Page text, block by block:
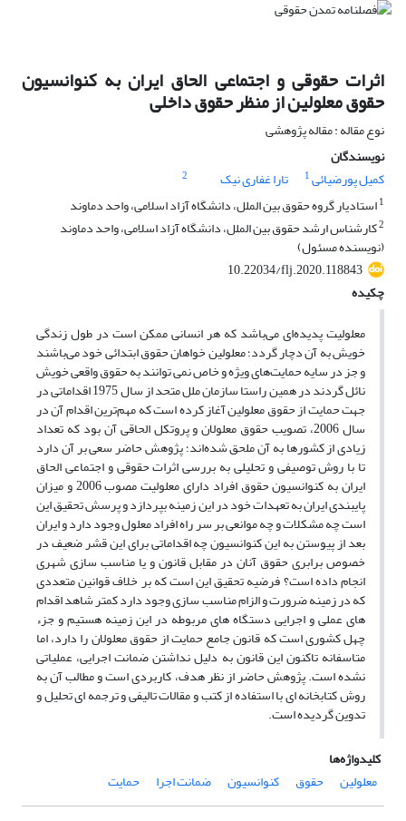
اثرات حقوقی و اجتماعی الحاق ایران به کنوانسیون
حقوق معلولین از منظر حقوق داخلی
نوع مقاله : مقاله پژوهشی
نویسندگان
کمیل پورضیائی1 تارا غفاری نیک
2
1استادیار گروه حقوق بین الملل، دانشگاه آزاد اسلامی، واحد دماوند
2کارشناس ارشد حقوق بین الملل، دانشگاه آزاد اسلامی، واحد دماوند
(نویسنده مسئول)
10.22034/flj.2020.118843
چکیده
معلولیت پدیده‌ای می‌باشد که هر انسانی ممکن است در طول زندگی
خویش به آن دچار گردد؛ معلولین خواهان حقوق ابتدائی خود می‌باشند
و جز در سایه‌ حمایت‌های ویژه و خاص نمی توانند به حقوق واقعی خویش
نائل گردند در همین راستا سازمان ملل متحد از سال 1975 اقداماتی در
جهت حمایت از حقوق معلولین آغاز کرده است که مهم‌ترین اقدام آن در
سال 2006، تصویب حقوق معلولان و پروتکل الحاقی آن بود که تعداد
زیادی از کشور‌ها به آن ملحق شده‌‌اند؛ پژوهش حاضر سعی بر آن دارد
تا با روش توصیفی و تحلیلی به بررسی اثرات حقوقی و اجتماعی الحاق
ایران به کنوانسیون حقوق افراد دارای معلولیت مصوب 2006 و میزان
پایبندی ایران به تعهدات خود در این زمینه بپردازد و پرسش تحقیق این
است چه مشکلات و چه موانعی بر سر راه افراد معلول وجود دارد و ایران
بعد از پیوستن به این کنوانسیون چه اقداماتی برای این قشر ضعیف در
خصوص برابری حقوق آنان در مقابل قانون و یا مناسب سازی شهری
انجام داده است؟ فرضیه تحقیق این است که بر خلاف قوانین متعددی
که در زمینه ضرورت و الزام مناسب سازی وجود دارد کمتر شاهد اقدام
های عملی و اجرایی دستگاه های مربوطه در این زمینه هستیم و جزء
چهل کشوری است که قانون جامع حمایت از حقوق معلولان را دارد، اما
متاسفانه تاکنون این قانون به دلیل نداشتن ضمانت اجرایی، عملیاتی
نشده است. پژوهش حاضر از نظر هدف، کاربردی است و مطالب آن به
روش کتابخانه ای با استفاده از کتب و مقالات تالیفی و ترجمه ای تحلیل و
تدوین گردیده است.
کلیدواژه‌ها
معلولین
حقوق کنوانسیون ضمانت اجرا حمایت